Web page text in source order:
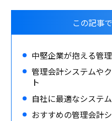
この記事
中堅企業が抱える管
管理会計システムや
ト
自社に最適なシステ
おすすめの管理会計